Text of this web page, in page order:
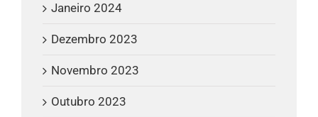
Janeiro 2024
Dezembro 2023
Novembro 2023
Outubro 2023